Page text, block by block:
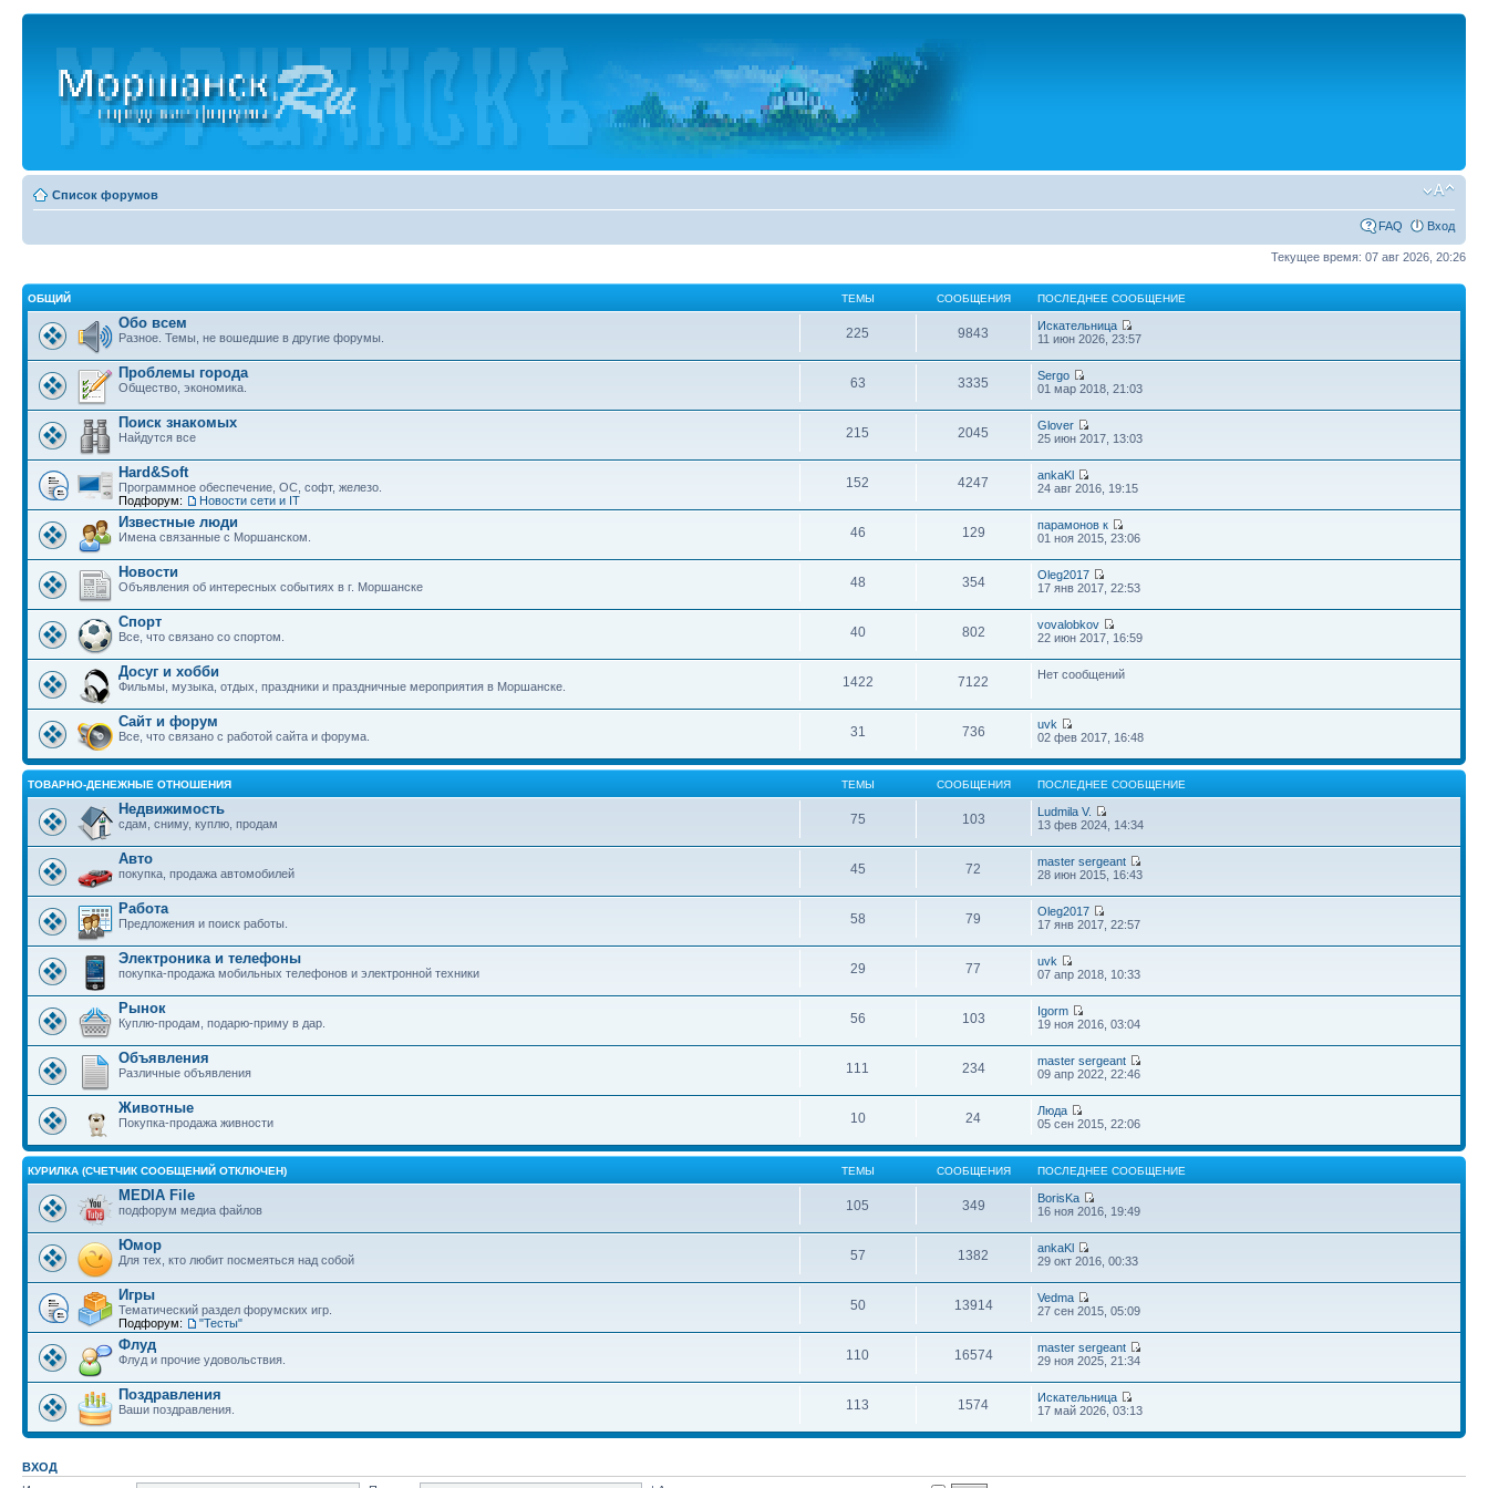
Список форумов
FAQ Вход
Текущее время: 07 авг 2026, 20:26
ОБЩИЙ ТЕМЫ СООБЩЕНИЯ ПОСЛЕДНЕЕ СООБЩЕНИЕ
Обо всем
Разное. Темы, не вошедшие в другие форумы. 225 9843
Искательница
11 июн 2026, 23:57
Проблемы города
Общество, экономика. 63 3335
Sergo
01 мар 2018, 21:03
Поиск знакомых
Найдутся все 215 2045
Glover
25 июн 2017, 13:03
Hard&Soft
Программное обеспечение, ОС, софт, железо.
Подфорум:
Новости сети и IT
152 4247
ankaKl
24 авг 2016, 19:15
Известные люди
Имена связанные с Моршанском. 46 129
парамонов к
01 ноя 2015, 23:06
Новости
Объявления об интересных событиях в г. Моршанске 48 354
Oleg2017
17 янв 2017, 22:53
Спорт
Все, что связано со спортом. 40 802
vovalobkov
22 июн 2017, 16:59
Досуг и хобби
Фильмы, музыка, отдых, праздники и праздничные мероприятия в Моршанске. 1422 7122 Нет сообщений
Сайт и форум
Все, что связано с работой сайта и форума. 31 736
uvk
02 фев 2017, 16:48
ТОВАРНО-ДЕНЕЖНЫЕ ОТНОШЕНИЯ ТЕМЫ СООБЩЕНИЯ ПОСЛЕДНЕЕ СООБЩЕНИЕ
Недвижимость
сдам, сниму, куплю, продам 75 103
Ludmila V.
13 фев 2024, 14:34
Авто
покупка, продажа автомобилей 45 72
master sergeant
28 июн 2015, 16:43
Работа
Предложения и поиск работы. 58 79
Oleg2017
17 янв 2017, 22:57
Электроника и телефоны
покупка-продажа мобильных телефонов и электронной техники 29 77
uvk
07 апр 2018, 10:33
Рынок
Куплю-продам, подарю-приму в дар. 56 103
Igorm
19 ноя 2016, 03:04
Объявления
Различные объявления 111 234
master sergeant
09 апр 2022, 22:46
Животные
Покупка-продажа живности 10 24
Люда
05 сен 2015, 22:06
КУРИЛКА (СЧЕТЧИК СООБЩЕНИЙ ОТКЛЮЧЕН) ТЕМЫ СООБЩЕНИЯ ПОСЛЕДНЕЕ СООБЩЕНИЕ
MEDIA File
подфорум медиа файлов 105 349
BorisKa
16 ноя 2016, 19:49
Юмор
Для тех, кто любит посмеяться над собой 57 1382
ankaKl
29 окт 2016, 00:33
Игры
Тематический раздел форумских игр.
Подфорум:
"Тесты"
50 13914
Vedma
27 сен 2015, 05:09
Флуд
Флуд и прочие удовольствия. 110 16574
master sergeant
29 ноя 2025, 21:34
Поздравления
Ваши поздравления. 113 1574
Искательница
17 май 2026, 03:13
ВХОД